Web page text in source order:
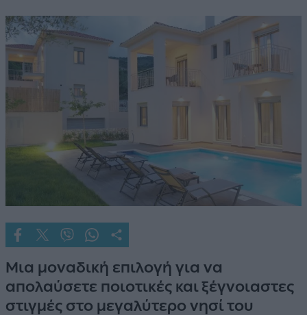
Μια μοναδική επιλογή για να
απολαύσετε ποιοτικές και ξέγνοιαστες
στιγμές στο μεγαλύτερο νησί του